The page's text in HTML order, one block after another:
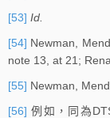
[53] Id.
[54] Newman,
note 13, at 21;
[55] Newman,
[56] 例如，同為